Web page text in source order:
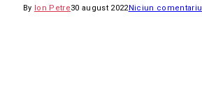
By Ion Petre30 august 2022Niciun comentariu